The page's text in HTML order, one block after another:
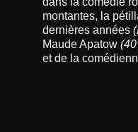
montantes, la
dernières années
Maude Apatow
et de la